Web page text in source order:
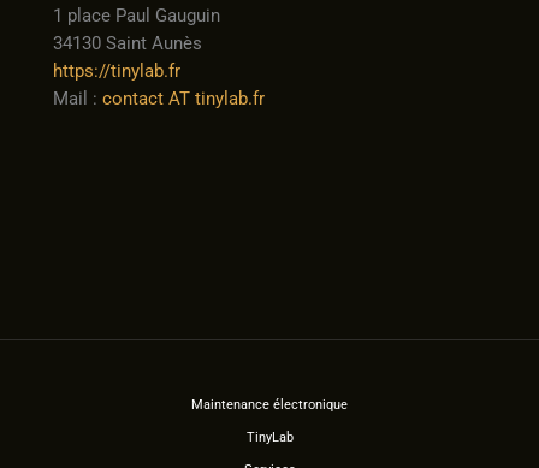
1 place Paul Gauguin
34130 Saint Aunès
https://tinylab.fr
Mail : contact AT tinylab.fr
Maintenance électronique
TinyLab